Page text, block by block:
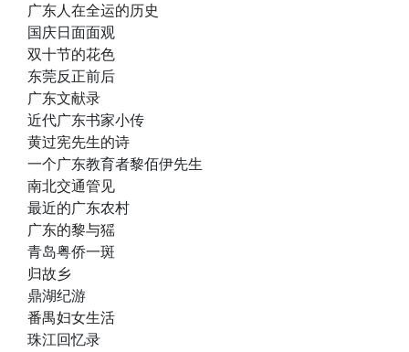
广东人在全运的历史
国庆日面面观
双十节的花色
东莞反正前后
广东文献录
近代广东书家小传
黄过宪先生的诗
一个广东教育者黎佰伊先生
南北交通管见
最近的广东农村
广东的黎与猺
青岛粤侨一斑
归故乡
鼎湖纪游
番禺妇女生活
珠江回忆录